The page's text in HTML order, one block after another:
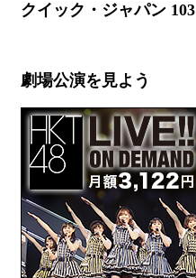
クイック・ジャパン 103
劇場公演を見よう